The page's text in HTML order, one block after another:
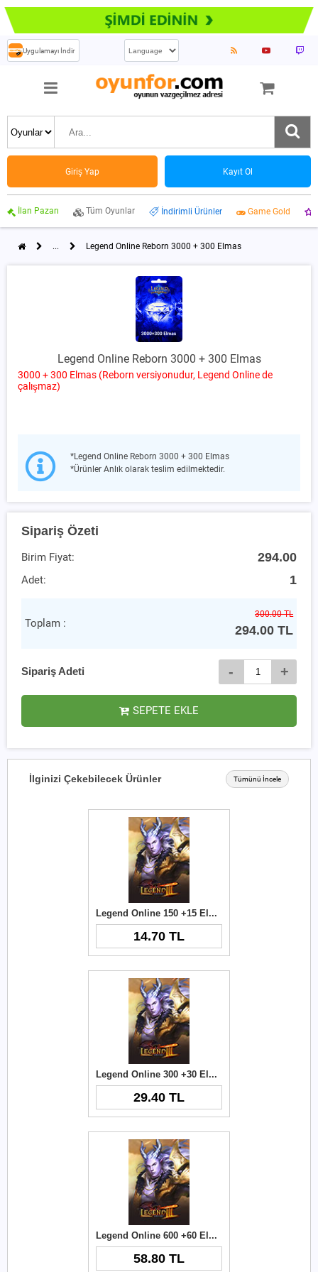
Uygulamayı İndir
Giriş Yap Kayıt Ol
İlan Pazarı Tüm Oyunlar İndirimli Ürünler Game Gold
... Legend Online Reborn 3000 + 300 Elmas
Legend Online Reborn 3000 + 300 Elmas
3000 + 300 Elmas (Reborn versiyonudur, Legend Online de
çalışmaz)
*Legend Online Reborn 3000 + 300 Elmas
*Ürünler Anlık olarak teslim edilmektedir.
Sipariş Özeti
Birim Fiyat: 294.00
Adet: 1
Toplam :
300.00 TL
294.00 TL
Sipariş Adeti - +
SEPETE EKLE
İlginizi Çekebilecek Ürünler Tümünü İncele
Legend Online 150 +15 Elmas
14.70 TL
Legend Online 300 +30 Elmas
29.40 TL
Legend Online 600 +60 Elmas
58.80 TL